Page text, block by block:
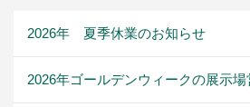
2026年 夏季休業のお知らせ
2026年ゴールデンウィークの展示